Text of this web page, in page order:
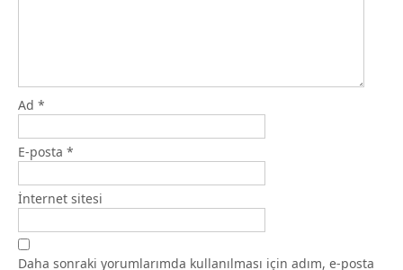
Ad *
E-posta *
İnternet sitesi
Daha sonraki yorumlarımda kullanılması için adım, e-posta